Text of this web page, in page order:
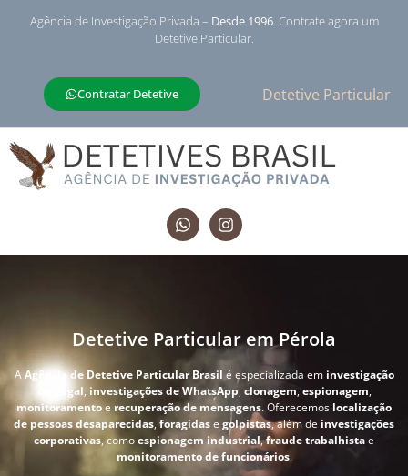
Agência de Investigação Privada – Desde 1996. Contrate agora um
Detetive Particular.
Contratar Detetive Detetive Particular
Detetive Particular em Pérola
AAgência de Detetive Particular Brasil é especializada em investigação
conjugal, investigações de WhatsApp, clonagem,espionagem,
monitoramentoe recuperação de mensagens. Oferecemos localização
de pessoas desaparecidas, foragidase golpistas, além de investigações
corporativas, comoespionagem industrial,fraude trabalhistae
monitoramento de funcionários.